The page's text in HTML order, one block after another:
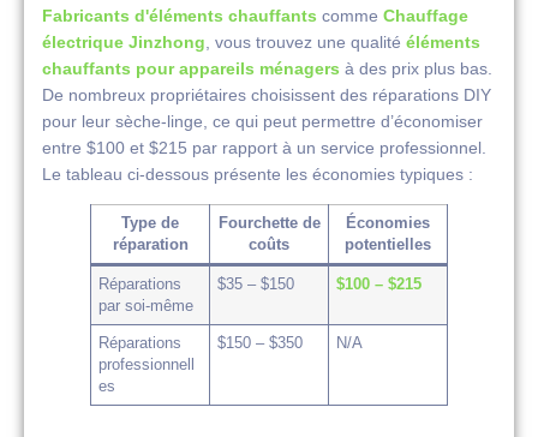
Fabricants d'éléments chauffants comme Chauffage
électrique Jinzhong , vous trouvez une qualité éléments
chauffants pour appareils ménagers à des prix plus bas.
De nombreux propriétaires choisissent des réparations DIY
pour leur sèche-linge, ce qui peut permettre d’économiser
entre $100 et $215 par rapport à un service professionnel.
Le tableau ci-dessous présente les économies typiques :
Type de
réparation
Fourchette de
coûts
Économies
potentielles
Réparations
par soi-même
$35 – $150 $100 – $215
Réparations
professionnell
es
$150 – $350 N/A